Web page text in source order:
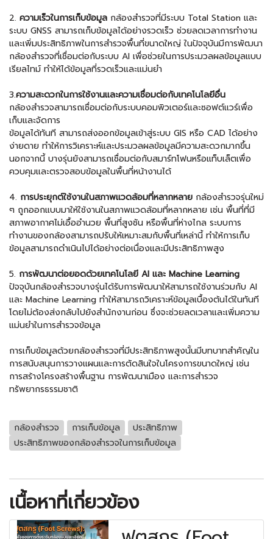
2. ความเร็วในการเก็บข้อมูล กล้องสำรวจที่มีระบบ Total Station และ
ระบบ GNSS สามารถเก็บข้อมูลได้อย่างรวดเร็ว ช่วยลดเวลาการทำงาน
และเพิ่มประสิทธิภาพในการสำรวจพื้นที่ขนาดใหญ่ ในปัจจุบันมีการพัฒนา
กล้องสำรวจที่เชื่อมต่อกับระบบ AI เพื่อช่วยในการประมวลผลข้อมูลแบบ
เรียลไทม์ ทำให้ได้ข้อมูลที่รวดเร็วและแม่นยำ
3.ความสะดวกในการใช้งานและความเชื่อมต่อกับเทคโนโลยีอื่น
กล้องสำรวจสามารถเชื่อมต่อกับระบบคอมพิวเตอร์และซอฟต์แวร์เพื่อ
เก็บและจัดการ
ข้อมูลได้ทันที สามารถส่งออกข้อมูลเข้าสู่ระบบ GIS หรือ CAD ได้อย่าง
ง่ายดาย ทำให้การวิเคราะห์และประมวลผลข้อมูลมีความสะดวกมากขึ้น
นอกจากนี้ บางรุ่นยังสามารถเชื่อมต่อกับสมาร์ทโฟนหรือแท็บเล็ตเพื่อ
ควบคุมและตรวจสอบข้อมูลในพื้นที่หน้างานได้
4. การประยุกต์ใช้งานในสภาพแวดล้อมที่หลากหลาย กล้องสำรวจรุ่นใหม่
ๆ ถูกออกแบบมาให้ใช้งานในสภาพแวดล้อมที่หลากหลาย เช่น พื้นที่ที่มี
สภาพอากาศไม่เอื้ออำนวย พื้นที่สูงชัน หรือพื้นที่ห่างไกล ระบบการ
ทำงานของกล้องสามารถปรับให้เหมาะสมกับพื้นที่เหล่านี้ ทำให้การเก็บ
ข้อมูลสามารถดำเนินไปได้อย่างต่อเนื่องและมีประสิทธิภาพสูง
5. การพัฒนาต่อยอดด้วยเทคโนโลยี AI และ Machine Learning
ปัจจุบันกล้องสำรวจบางรุ่นได้รับการพัฒนาให้สามารถใช้งานร่วมกับ AI
และ Machine Learning ทำให้สามารถวิเคราะห์ข้อมูลเบื้องต้นได้ในทันที
โดยไม่ต้องส่งกลับไปยังสำนักงานก่อน ซึ่งจะช่วยลดเวลาและเพิ่มความ
แม่นยำในการสำรวจข้อมูล
การเก็บข้อมูลด้วยกล้องสำรวจที่มีประสิทธิภาพสูงนั้นมีบทบาทสำคัญใน
การสนับสนุนการวางแผนและการตัดสินใจในโครงการขนาดใหญ่ เช่น
การสร้างโครงสร้างพื้นฐาน การพัฒนาเมือง และการสำรวจ
ทรัพยากรธรรมชาติ
กล้องสำรวจ การเก็บข้อมูล
ประสิทธิภาพ
ประสิทธิภาพของกล้องสำรวจในการเก็บข้อมูล
เนื้อหาที่เกี่ยวข้อง